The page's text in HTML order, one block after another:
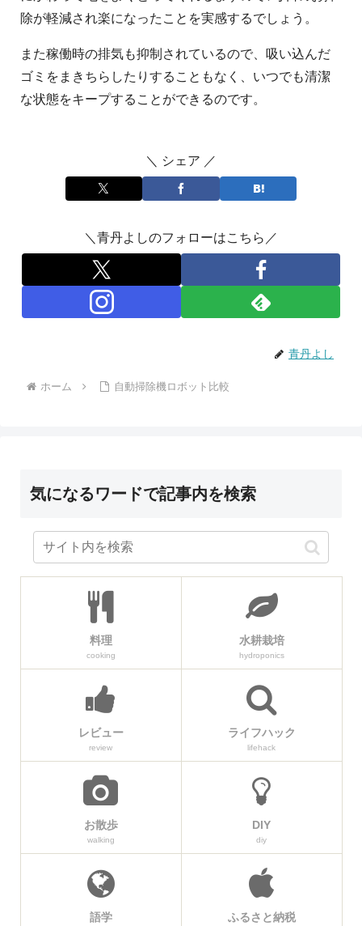
除が軽減され楽になったことを実感するでしょう。
また稼働時の排気も抑制されているので、吸い込んだ
ゴミをまきちらしたりすることもなく、いつでも清潔
な状態をキープすることができるのです。
＼ シェア ／
＼青丹よしのフォローはこちら／
青丹よし
ホーム 自動掃除機ロボット比較
気になるワードで記事内を検索
料理
cooking
水耕栽培
hydroponics
レビュー
review
ライフハック
lifehack
お散歩
walking
DIY
diy
語学 ふるさと納税